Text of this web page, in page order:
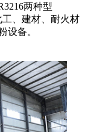
两种型
工、建材、耐火材
设备。